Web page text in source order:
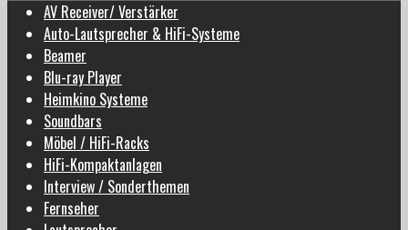
AV Receiver/ Verstärker
Auto-Lautsprecher & HiFi-Systeme
Beamer
Blu-ray Player
Heimkino Systeme
Soundbars
Möbel / HiFi-Racks
HiFi-Kompaktanlagen
Interview / Sonderthemen
Fernseher